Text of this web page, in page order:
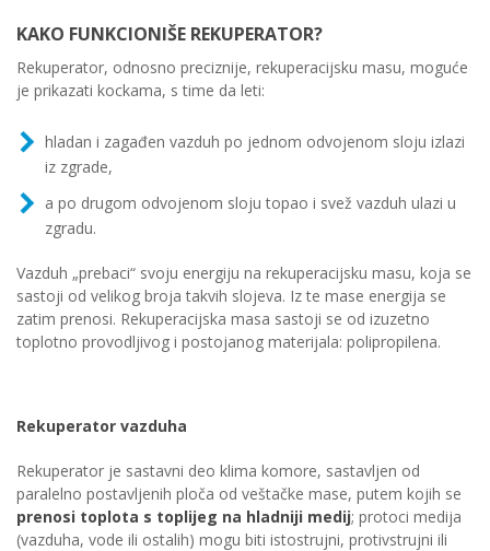
KAKO FUNKCIONIŠE REKUPERATOR?
Rekuperator, odnosno preciznije, rekuperacijsku masu, moguće
je prikazati kockama, s time da leti:
hladan i zagađen vazduh po jednom odvojenom sloju izlazi
iz zgrade,
a po drugom odvojenom sloju topao i svež vazduh ulazi u
zgradu.
Vazduh „prebaci“ svoju energiju na rekuperacijsku masu, koja se
sastoji od velikog broja takvih slojeva. Iz te mase energija se
zatim prenosi. Rekuperacijska masa sastoji se od izuzetno
toplotno provodljivog i postojanog materijala: polipropilena.
Rekuperator vazduha
Rekuperator je sastavni deo klima komore, sastavljen od
paralelno postavljenih ploča od veštačke mase, putem kojih se
prenosi toplota s toplijeg na hladniji medij; protoci medija
(vazduha, vode ili ostalih) mogu biti istostrujni, protivstrujni ili